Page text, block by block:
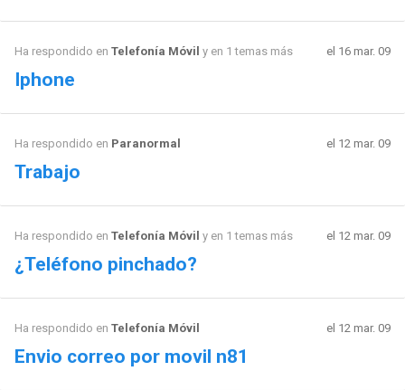
Ha respondido en Telefonía Móvil y en 1 temas más el 16 mar. 09
Iphone
Ha respondido en Paranormal el 12 mar. 09
Trabajo
Ha respondido en Telefonía Móvil y en 1 temas más el 12 mar. 09
¿Teléfono pinchado?
Ha respondido en Telefonía Móvil el 12 mar. 09
Envio correo por movil n81